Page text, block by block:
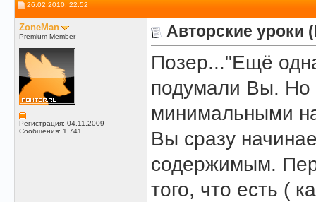
26.02.2010, 22:52
ZoneMan
Premium Member
Регистрация: 04.11.2009
Сообщения: 1,741
Авторские уроки
Позер..."Ещё
подумали Вы. Но
минимальными
Вы сразу
содержимым.
того, что есть (